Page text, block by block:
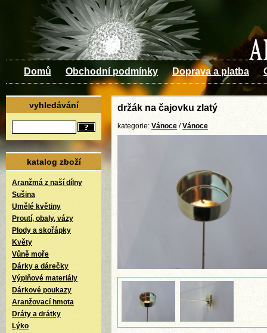
Domů Obchodní podmínky Doprava a platba
vyhledávání
katalog zboží
Aranžmá z naší dílny
Sušina
Umělé květiny
Proutí, obaly, vázy
Plody a skořápky
Květy
Vůně moře
Dárky a dárečky
Výplňové materiály
Dárkové poukazy
Aranžovací hmota
Dráty a drátky
Lýko
držák na čajovku zlatý
kategorie: Vánoce /Vánoce